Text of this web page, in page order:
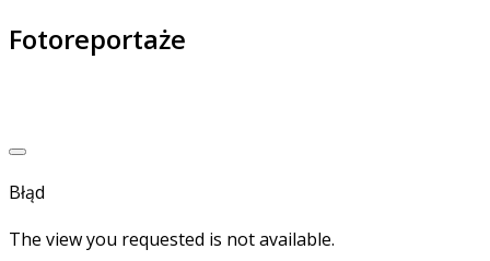
Fotoreportaże
Błąd
The view you requested is not available.